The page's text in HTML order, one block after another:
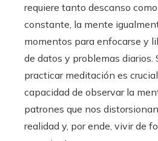
requiere tanto descanso
constante, la mente
momentos para enfocarse y
de datos y problemas diarios.
practicar meditación es
capacidad de observar la
patrones que nos
realidad y, por ende, vivir de